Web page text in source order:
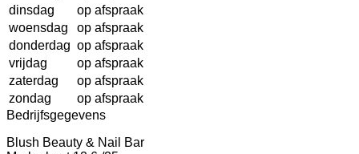
dinsdag
op afspraak
woensdag
op afspraak
donderdag op afspraak
vrijdag
op afspraak
zaterdag
op afspraak
zondag
op afspraak
Bedrijfsgegevens
Blush Beauty & Nail Bar